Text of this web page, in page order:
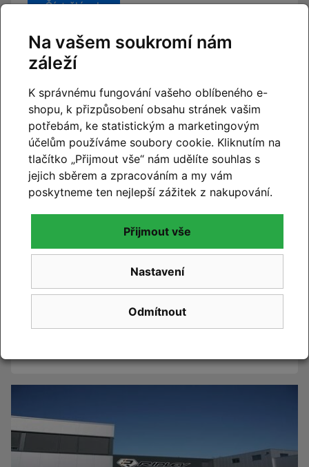
Číst článek
Novinky CUBE 2027 se blíží. Již brzy vám představíme
Na vašem soukromí nám
záleží
K správnému fungování vašeho oblíbeného e-
shopu, k přizpůsobení obsahu stránek vašim
potřebám, ke statistickým a marketingovým
účelům používáme soubory cookie. Kliknutím na
tlačítko „Přijmout vše“ nám udělíte souhlas s
jejich sběrem a zpracováním a my vám
poskytneme ten nejlepší zážitek z nakupování.
Odmítnout
Nastavení
Přijmout vše